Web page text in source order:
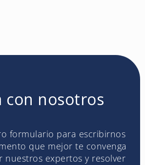
con nosotros
formulario para escribirnos
que mejor te convenga
nuestros expertos y resolver